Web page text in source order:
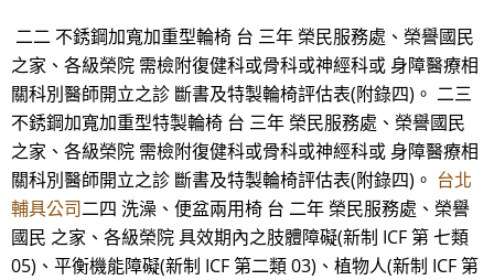
二二 不銹鋼加寬加重型輪椅 台 三年 榮民服務處、榮譽國民
之家、各級榮院 需檢附復健科或骨科或神經科或 身障醫療相
關科別醫師開立之診 斷書及特製輪椅評估表(附錄四)。 二三
不銹鋼加寬加重型特製輪椅 台 三年 榮民服務處、榮譽國民
之家、各級榮院 需檢附復健科或骨科或神經科或 身障醫療相
關科別醫師開立之診 斷書及特製輪椅評估表(附錄四)。 台北
輔具公司二四 洗澡、便盆兩用椅 台 二年 榮民服務處、榮譽
國民 之家、各級榮院 具效期內之肢體障礙(新制 ICF 第 七類
05)、平衡機能障礙(新制 ICF 第二類 03)、植物人(新制 ICF 第